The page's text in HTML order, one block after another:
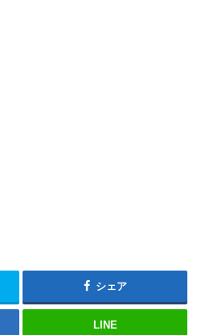
シェア
LINE